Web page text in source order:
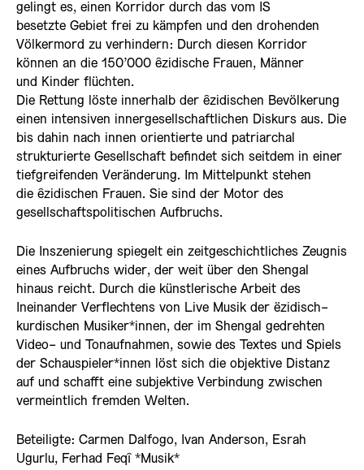
gelingt es, einen Korridor durch das vom IS
besetzte Gebiet frei zu kämpfen und den drohenden
Völkermord zu verhindern: Durch diesen Korridor
können an die 150’000 êzidische Frauen, Männer
und Kinder flüchten.
Die Rettung löste innerhalb der êzidischen Bevölkerung
einen intensiven innergesellschaftlichen Diskurs aus. Die
bis dahin nach innen orientierte und patriarchal
strukturierte Gesellschaft befindet sich seitdem in einer
tiefgreifenden Veränderung. Im Mittelpunkt stehen
die êzidischen Frauen. Sie sind der Motor des
gesellschaftspolitischen Aufbruchs.
Die Inszenierung spiegelt ein zeitgeschichtliches Zeugnis
eines Aufbruchs wider, der weit über den Shengal
hinaus reicht. Durch die künstlerische Arbeit des
Ineinander Verflechtens von Live Musik der ëzidisch-
kurdischen Musiker*innen, der im Shengal gedrehten
Video- und Tonaufnahmen, sowie des Textes und Spiels
der Schauspieler*innen löst sich die objektive Distanz
auf und schafft eine subjektive Verbindung zwischen
vermeintlich fremden Welten.
Beteiligte: Carmen Dalfogo, Ivan Anderson, Esrah
Ugurlu, Ferhad Feqî *Musik*